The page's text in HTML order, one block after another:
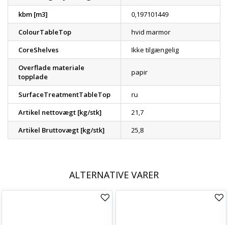
kbm [m3]
0,197101449
ColourTableTop
hvid marmor
CoreShelves
Ikke tilgængelig
Overflade materiale
topplade
papir
SurfaceTreatmentTableTop
ru
Artikel nettovægt [kg/stk]
21,7
Artikel Bruttovægt [kg/stk]
25,8
ALTERNATIVE VARER